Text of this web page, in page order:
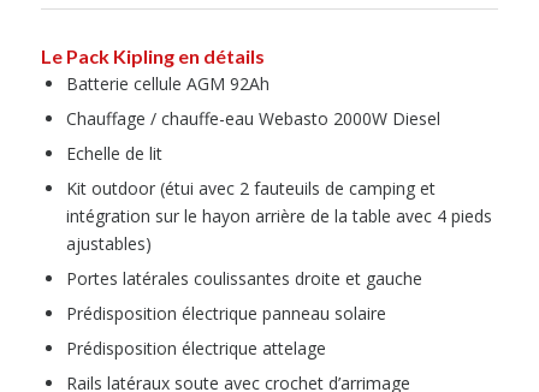
Le Pack Kipling en détails
Batterie cellule AGM 92Ah
Chauffage / chauffe-eau Webasto 2000W Diesel
Echelle de lit
Kit outdoor (étui avec 2 fauteuils de camping et
intégration sur le hayon arrière de la table avec 4 pieds
ajustables)
Portes latérales coulissantes droite et gauche
Prédisposition électrique panneau solaire
Prédisposition électrique attelage
Rails latéraux soute avec crochet d’arrimage